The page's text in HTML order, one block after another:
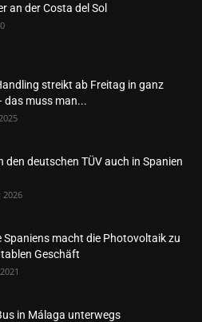
an der Costa del Sol
streikt ab Freitag in ganz
das muss man...
den deutschen TÜV auch in Spanien
2026
Spaniens macht die Photovoltaik zu
Geschäft
in Málaga unterwegs